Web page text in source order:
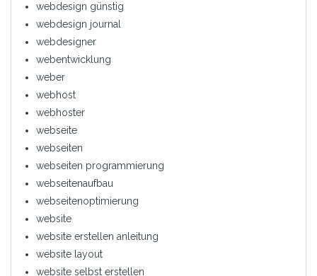
webdesign günstig
webdesign journal
webdesigner
webentwicklung
weber
webhost
webhoster
webseite
webseiten
webseiten programmierung
webseitenaufbau
webseitenoptimierung
website
website erstellen anleitung
website layout
website selbst erstellen